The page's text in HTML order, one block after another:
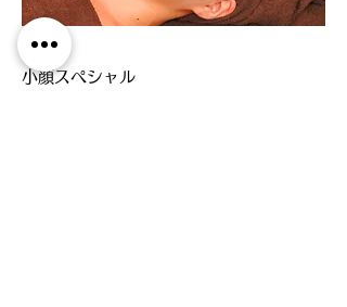
フェイシャル
小顔スペシャル